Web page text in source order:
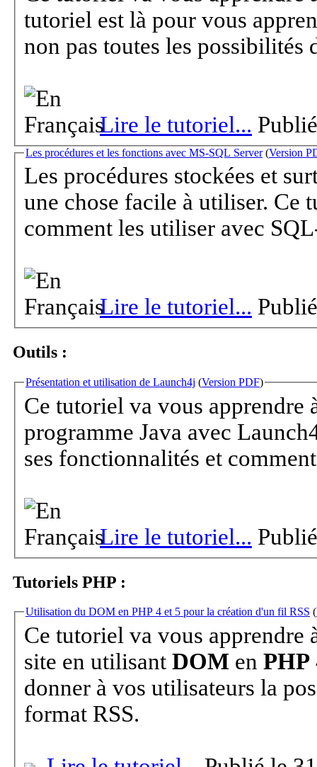
tutoriel est là pour vous
non pas toutes les possibilités
Lire le tutoriel...
Les procédures et les fonctions avec MS-SQL Server (Version
Les procédures stockées et
une chose facile à utiliser. Ce
comment les utiliser avec
Lire le tutoriel...
Outils :
Présentation et utilisation de Launch4j (Version PDF)
Ce tutoriel va vous apprendre
programme Java avec
ses fonctionnalités et
Lire le tutoriel...
Tutoriels PHP :
Utilisation du DOM en PHP 4 et 5 pour la création d'un fil RSS (
Ce tutoriel va vous
site en utilisant DOM en PHP
donner à vos utilisateurs la
format RSS.